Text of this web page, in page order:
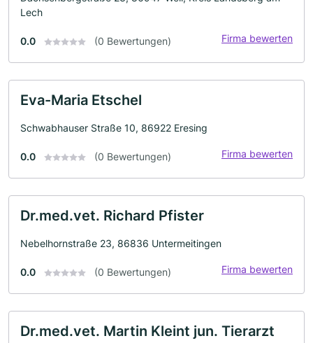
Lech
0.0 (0 Bewertungen) Firma bewerten
Eva-Maria Etschel
Schwabhauser Straße 10, 86922 Eresing
0.0 (0 Bewertungen) Firma bewerten
Dr.med.vet. Richard Pfister
Nebelhornstraße 23, 86836 Untermeitingen
0.0 (0 Bewertungen) Firma bewerten
Dr.med.vet. Martin Kleint jun. Tierarzt